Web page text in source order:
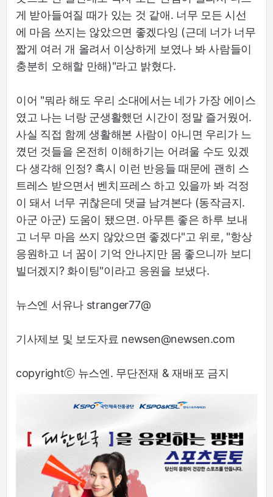
게 받아들여질 때가 있는 것 같애. 너무 모든 시선
에 마음 쓰지는 않았으면 좋겠다잉 (근데 너가 너무
짧게 여러 개 올려서 이상하게 보였나 봐 사람들이
충분히 오해할 만해)"라고 밝혔다.
이어 "뭐라 해도 우리 소대에서는 네가 가장 에이스
였고 나는 너랑 군생활했던 시간이 정말 즐거웠어.
사실 직접 함께 생활해본 사람이 아니면 우리가 느
꼈던 것들을 온전히 이해하기는 어려울 수도 있겠
다 생각해 인정? 혹시 이런 반응들 때문에 괜히 스
트레스 받으면서 벤치프레스 하고 있을까 봐 걱정
이 돼서 너무 귀찮은데 댓글 남겨본다 (동작금지.
아군 아군) 도움이 됐으면. 아무튼 좋은 하루 보내
고 너무 마음 쓰지 않았으면 좋겠다"고 위로, "항상
응원하고 너 꿈이 기억 안나지만 몸 좋으니까 보디
빌더겠지? 화이팅"이라고 응원을 보냈다.
뉴스엔 서유나 stranger77@
기사제보 및 보도자료 newsen@newsen.com
copyrightⓒ 뉴스엔. 무단전재 & 재배포 금지